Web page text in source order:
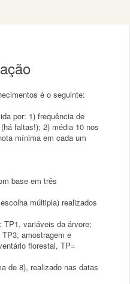
é o seguinte:
por: 1) frequência de
faltas!); 2) média 10 nos
mínima em cada um
base em três
múltipla) realizados
variáveis da árvore;
amostragem e
florestal, TP=
de 8), realizado nas datas